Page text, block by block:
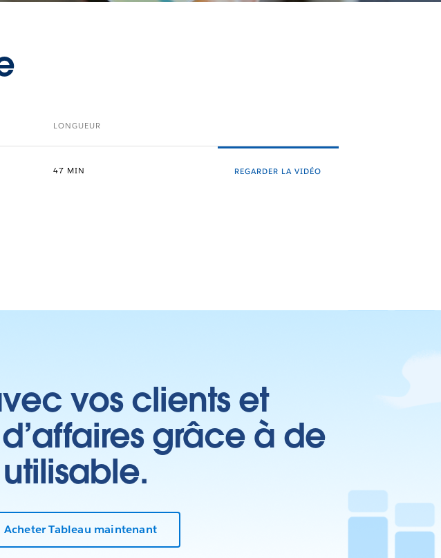
LONGUEUR
47 MIN REGARDER LA VIDÉO
vos clients et
grâce à de
Acheter Tableau maintenant